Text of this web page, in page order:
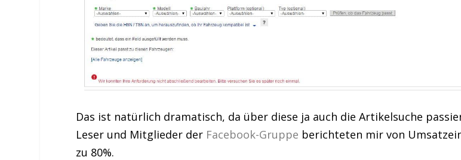
Das ist natürlich dramatisch, da über diese ja auch die Artikelsuche
Leser und Mitglieder der Facebook-Gruppe berichteten mir von
zu 80%.